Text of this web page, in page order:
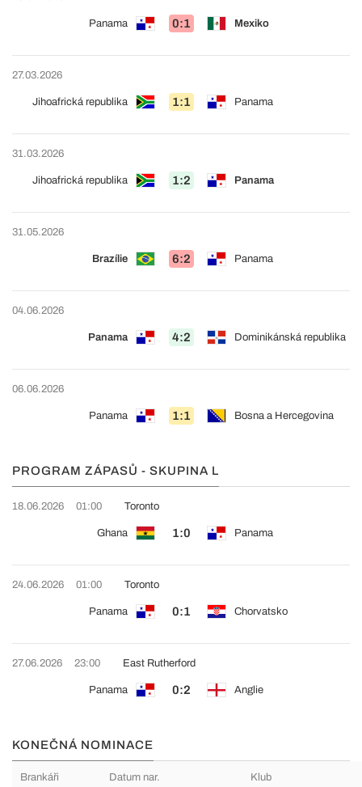
Panama 0:1 Mexiko
27.03.2026
Jihoafrická republika 1:1 Panama
31.03.2026
Jihoafrická republika 1:2 Panama
31.05.2026
Brazílie 6:2 Panama
04.06.2026
Panama 4:2 Dominikánská republika
06.06.2026
Panama 1:1 Bosna a Hercegovina
PROGRAM ZÁPASŮ - SKUPINA L
18.06.2026 01:00
Ghana 1:0 Panama
Toronto
24.06.2026 01:00
Panama 0:1 Chorvatsko
Toronto
27.06.2026 23:00
Panama 0:2 Anglie
East Rutherford
KONEČNÁ NOMINACE
Brankáři Datum nar. Klub